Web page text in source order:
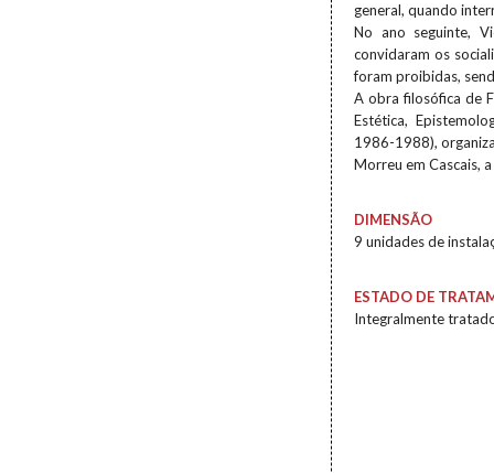
general, quando
No ano seguinte,
convidaram os
foram proibidas,
A obra filosófica de
Estética,
1986-1988),
Morreu em Cascais,
DIMENSÃO
9 unidades de
ESTADO DE
Integralmente